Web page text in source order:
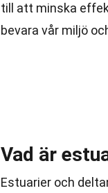
till att minska
bevara vår miljö
Vad är
Estuarier och